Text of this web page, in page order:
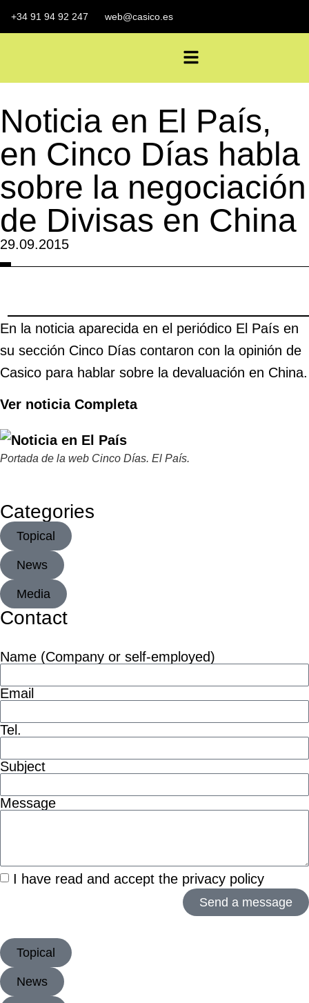
+34 91 94 92 247 web@casico.es
Noticia en El País,
en Cinco Días habla
sobre la negociación
de Divisas en China
29.09.2015
En la noticia aparecida en el periódico El País en
su sección Cinco Días contaron con la opinión de
Casico para hablar sobre la devaluación en China.
Ver noticia Completa
Portada de la web Cinco Días. El País.
Categories
Topical
News
Media
Contact
Name (Company or self-employed)
Email
Tel.
Subject
Message
I have read and accept the privacy policy
Send a message
Topical
News